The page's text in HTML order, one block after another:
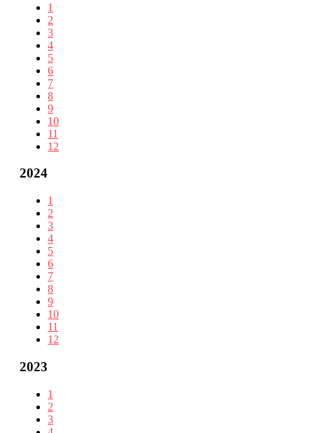
1
2
3
4
5
6
7
8
9
10
11
12
2024
1
2
3
4
5
6
7
8
9
10
11
12
2023
1
2
3